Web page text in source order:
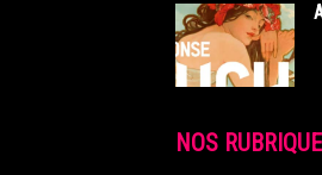
NOS